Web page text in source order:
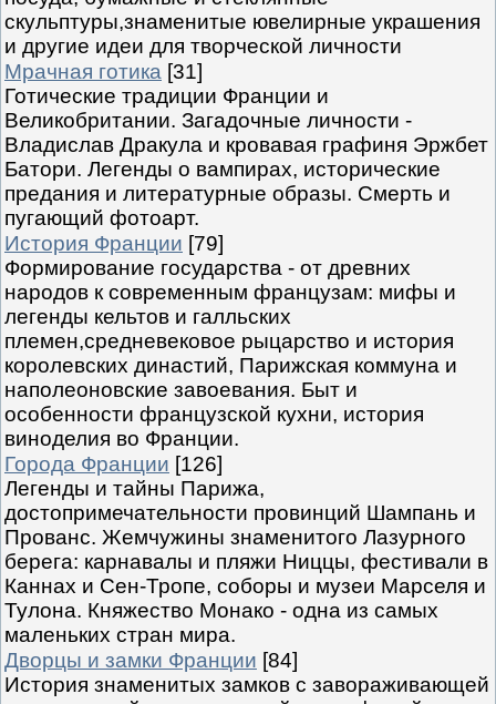
скульптуры,знаменитые ювелирные украшения
и другие идеи для творческой личности
Мрачная готика [31]
Готические традиции Франции и
Великобритании. Загадочные личности -
Владислав Дракула и кровавая графиня Эржбет
Батори. Легенды о вампирах, исторические
предания и литературные образы. Смерть и
пугающий фотоарт.
История Франции [79]
Формирование государства - от древних
народов к современным французам: мифы и
легенды кельтов и галльских
племен,средневековое рыцарство и история
королевских династий, Парижская коммуна и
наполеоновские завоевания. Быт и
особенности французской кухни, история
виноделия во Франции.
Города Франции [126]
Легенды и тайны Парижа,
достопримечательности провинций Шампань и
Прованс. Жемчужины знаменитого Лазурного
берега: карнавалы и пляжи Ниццы, фестивали в
Каннах и Сен-Тропе, соборы и музеи Марселя и
Тулона. Княжество Монако - одна из самых
маленьких стран мира.
Дворцы и замки Франции [84]
История знаменитых замков с завораживающей